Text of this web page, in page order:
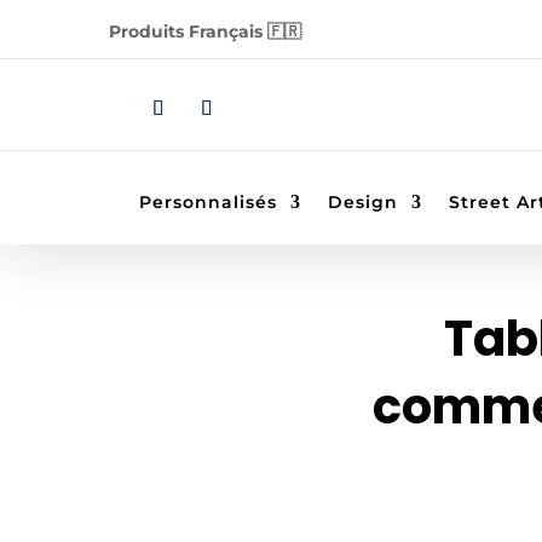
Produits Français 🇫🇷
Personnalisés Design Street